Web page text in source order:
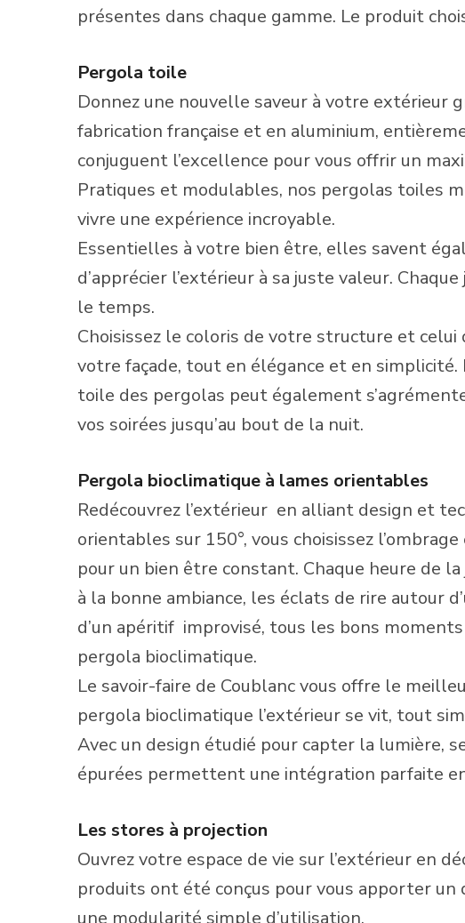
présentes dans chaque gamme. Le produit
Pergola toile
Donnez une nouvelle saveur à votre extérieur
fabrication française et en aluminium,
conjuguent l’excellence pour vous offrir un
Pratiques et modulables, nos pergolas toiles
vivre une expérience incroyable.
Essentielles à votre bien être, elles savent
d’apprécier l’extérieur à sa juste valeur.
le temps.
Choisissez le coloris de votre structure et
votre façade, tout en élégance et en
toile des pergolas peut également
vos soirées jusqu’au bout de la nuit.
Pergola bioclimatique à lames orientables
Redécouvrez l’extérieur en alliant design et
orientables sur 150°, vous choisissez
pour un bien être constant. Chaque heure de
à la bonne ambiance, les éclats de rire autour
d’un apéritif improvisé, tous les bons
pergola bioclimatique.
Le savoir-faire de Coublanc vous offre le
pergola bioclimatique l’extérieur se vit, tout
Avec un design étudié pour capter la lumière,
épurées permettent une intégration parfaite
Les stores à projection
Ouvrez votre espace de vie sur l’extérieur en
produits ont été conçus pour vous apporter
une modularité simple d’utilisation.